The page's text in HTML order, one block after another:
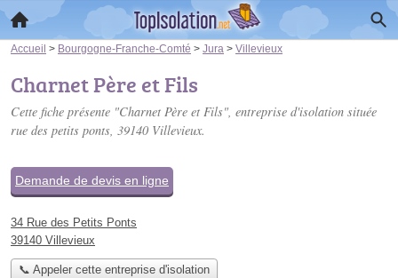
Accueil > Bourgogne-Franche-Comté > Jura > Villevieux
Charnet Père et Fils
Cette fiche présente "Charnet Père et Fils", entreprise d'isolation située
rue des petits ponts, 39140 Villevieux.
Demande de devis en ligne
34 Rue des Petits Ponts
39140 Villevieux
📞 Appeler cette entreprise d'isolation